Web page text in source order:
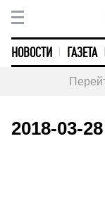
НОВОСТИ ГАЗЕТА
2018-03-28